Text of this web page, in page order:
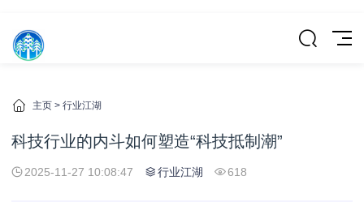
主页 > 行业江湖
科技行业的内斗如何塑造“科技抵制潮”
2025-11-27 10:08:47 行业江湖 618